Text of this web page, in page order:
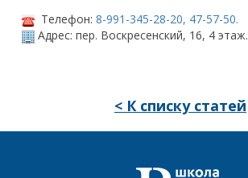
Телефон: 8-991-345-28-20, 47-57-50.
Адрес: пер. Воскресенский, 16, 4 этаж.
< К списку статей